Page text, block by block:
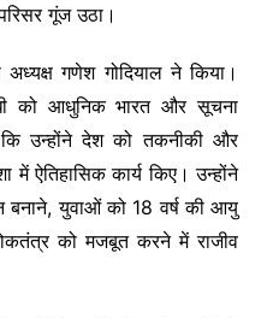
गूंज उठा।
गणेश गोदियाल ने किया।
को आधुनिक भारत और सूचना
उन्होंने देश को तकनीकी और
ऐतिहासिक कार्य किए। उन्होंने
बनाने, युवाओं को 18 वर्ष की आयु
को मजबूत करने में राजीव